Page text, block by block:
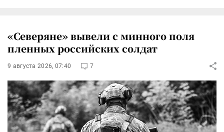
«Северяне» вывели с минного поля
пленных российских солдат
9 августа 2026, 07:40 7